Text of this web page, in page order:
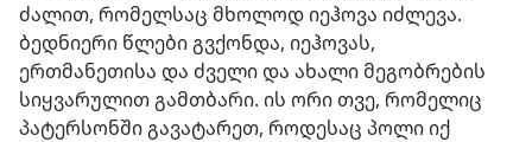
ძალით, რომელსაც მხოლოდ იეჰოვა იძლევა.
ბედნიერი წლები გვქონდა, იეჰოვას,
ერთმანეთისა და ძველი და ახალი მეგობრების
სიყვარულით გამთბარი. ის ორი თვე, რომელიც
პატერსონში გავატარეთ, როდესაც პოლი იქ